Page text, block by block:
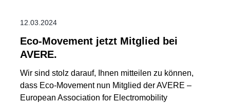
12.03.2024
Eco-Movement jetzt Mitglied bei
AVERE.
Wir sind stolz darauf, Ihnen mitteilen zu können,
dass Eco-Movement nun Mitglied der AVERE –
European Association for Electromobility